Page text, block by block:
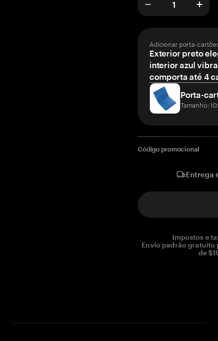
Adicionar porta-
Exterior preto
interior azul
comporta até 4
Porta-
Tamanho:
Código promocional
Entrega
Impostos e
Envio padrão gratuito
de